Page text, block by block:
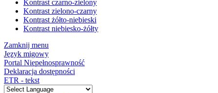
Kontrast czarno-zielony
Kontrast zielono-czarny
Kontrast żółto-niebieski
Kontrast niebiesko-żółty
Zamknij menu
Język migowy
Portal Niepełnosprawność
Deklaracja dostępności
ETR - tekst